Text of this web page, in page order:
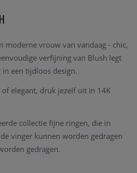
moderne vrouw van vandaag - chic,
verfijning van Blush legt
in een tijdloos design.
of elegant, druk jezelf uit in 14K
collectie fijne ringen, die in
vinger kunnen worden gedragen
gedragen.